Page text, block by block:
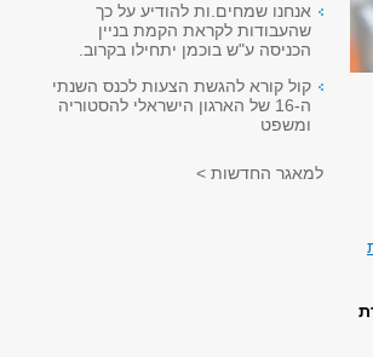
אנחנו שמחים.ות להודיע על כך
שהעבודות לקראת הקמת בניין
הכניסה ע"ש בוכמן יתחילו בקרוב.
קול קורא להגשת הצעות לכנס השנתי
ה-16 של הארגון הישראלי להסטוריה
ומשפט
למאגר החדשות >